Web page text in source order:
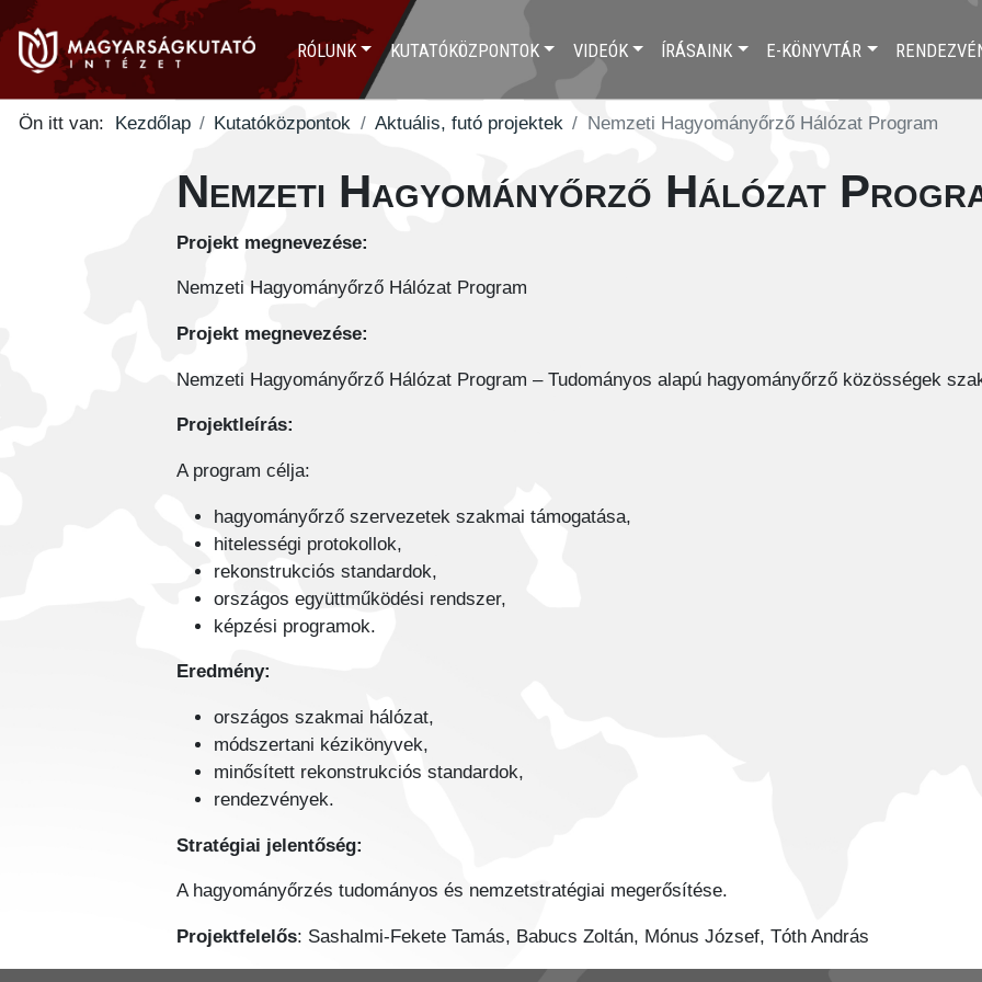
RÓLUNK KUTATÓKÖZPONTOK VIDEÓK ÍRÁSAINK E-KÖNYVTÁR
Ön itt van:
Kezdőlap Kutatóközpontok Aktuális, futó projektek Nemzeti Hagyományőrző Hálózat Program
Nemzeti Hagyományőrző Hálózat
Projekt megnevezése:
Nemzeti Hagyományőrző Hálózat Program
Projekt megnevezése:
Nemzeti Hagyományőrző Hálózat Program – Tudományos alapú hagyományőrző közösségek
Projektleírás:
A program célja:
hagyományőrző szervezetek szakmai támogatása,
hitelességi protokollok,
rekonstrukciós standardok,
országos együttműködési rendszer,
képzési programok.
Eredmény:
országos szakmai hálózat,
módszertani kézikönyvek,
minősített rekonstrukciós standardok,
rendezvények.
Stratégiai jelentőség:
A hagyományőrzés tudományos és nemzetstratégiai megerősítése.
Projektfelelős: Sashalmi-Fekete Tamás, Babucs Zoltán, Mónus József, Tóth András